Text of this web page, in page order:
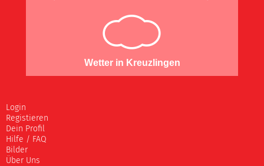
Wetter in Kreuzlingen
Login
Registieren
Dein Profil
Hilfe / FAQ
Bilder
Über Uns